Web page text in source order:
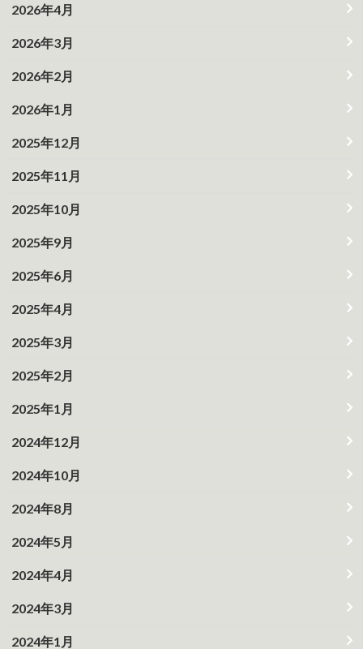
2026年4月
2026年3月
2026年2月
2026年1月
2025年12月
2025年11月
2025年10月
2025年9月
2025年6月
2025年4月
2025年3月
2025年2月
2025年1月
2024年12月
2024年10月
2024年8月
2024年5月
2024年4月
2024年3月
2024年1月